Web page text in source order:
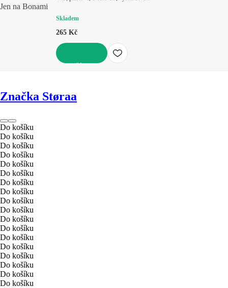
Jen na Bonami
Skladem
265 Kč
Značka Støraa
Do košíku
Do košíku
Do košíku
Do košíku
Do košíku
Do košíku
Do košíku
Do košíku
Do košíku
Do košíku
Do košíku
Do košíku
Do košíku
Do košíku
Do košíku
Do košíku
Do košíku
Do košíku